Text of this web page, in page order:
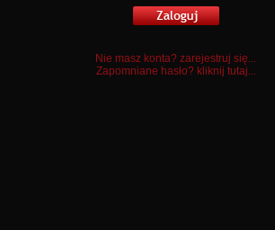
Nie masz konta? zarejestruj się...
Zapomniane hasło? kliknij tutaj...